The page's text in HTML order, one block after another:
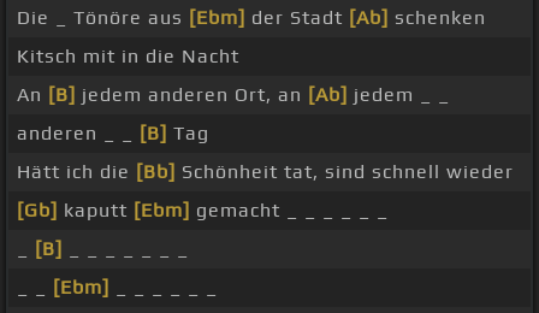
Die _ Tönöre aus [Ebm] der Stadt [Ab] schenken
Kitsch mit in die Nacht
An [B] jedem anderen Ort, an [Ab] jedem _ _
anderen _ _
[B] Tag
Hätt ich die [Bb] Schönheit tat, sind schnell wieder
[Gb] kaputt [Ebm] gemacht _ _ _ _ _ _
[B]
[Ebm]